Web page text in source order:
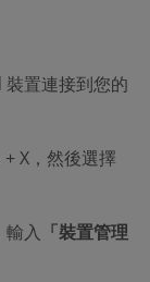
置連接到您的
X，然後選擇
入 「裝置管理